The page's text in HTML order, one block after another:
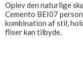
Oplev den naturlige
Cemento BEI07
kombination af stil,
fliser kan tilbyde.